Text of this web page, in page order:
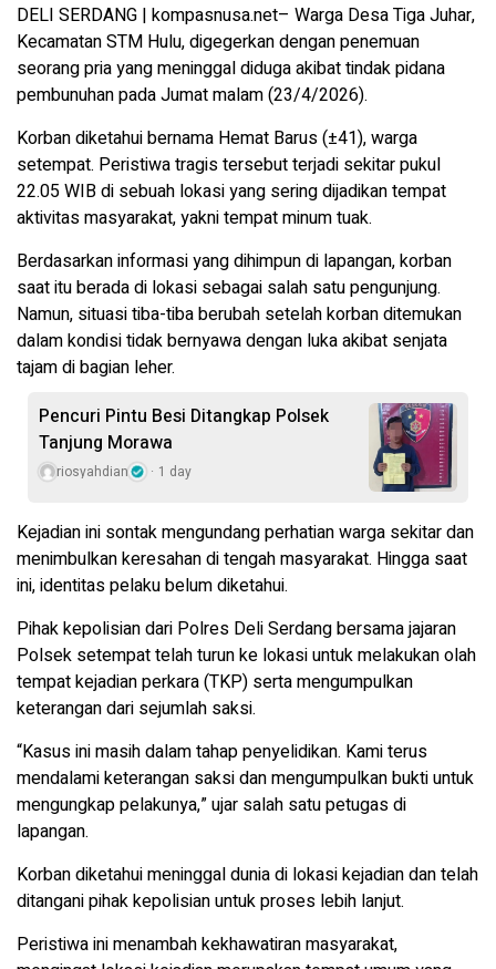
DELI SERDANG | kompasnusa.net– Warga Desa Tiga Juhar,
Kecamatan STM Hulu, digegerkan dengan penemuan
seorang pria yang meninggal diduga akibat tindak pidana
pembunuhan pada Jumat malam (23/4/2026).
Korban diketahui bernama Hemat Barus (±41), warga
setempat. Peristiwa tragis tersebut terjadi sekitar pukul
22.05 WIB di sebuah lokasi yang sering dijadikan tempat
aktivitas masyarakat, yakni tempat minum tuak.
Berdasarkan informasi yang dihimpun di lapangan, korban
saat itu berada di lokasi sebagai salah satu pengunjung.
Namun, situasi tiba-tiba berubah setelah korban ditemukan
dalam kondisi tidak bernyawa dengan luka akibat senjata
tajam di bagian leher.
Pencuri Pintu Besi Ditangkap Polsek
Tanjung Morawa
riosyahdian 1 day
Kejadian ini sontak mengundang perhatian warga sekitar dan
menimbulkan keresahan di tengah masyarakat. Hingga saat
ini, identitas pelaku belum diketahui.
Pihak kepolisian dari Polres Deli Serdang bersama jajaran
Polsek setempat telah turun ke lokasi untuk melakukan olah
tempat kejadian perkara (TKP) serta mengumpulkan
keterangan dari sejumlah saksi.
“Kasus ini masih dalam tahap penyelidikan. Kami terus
mendalami keterangan saksi dan mengumpulkan bukti untuk
mengungkap pelakunya,” ujar salah satu petugas di
lapangan.
Korban diketahui meninggal dunia di lokasi kejadian dan telah
ditangani pihak kepolisian untuk proses lebih lanjut.
Peristiwa ini menambah kekhawatiran masyarakat,